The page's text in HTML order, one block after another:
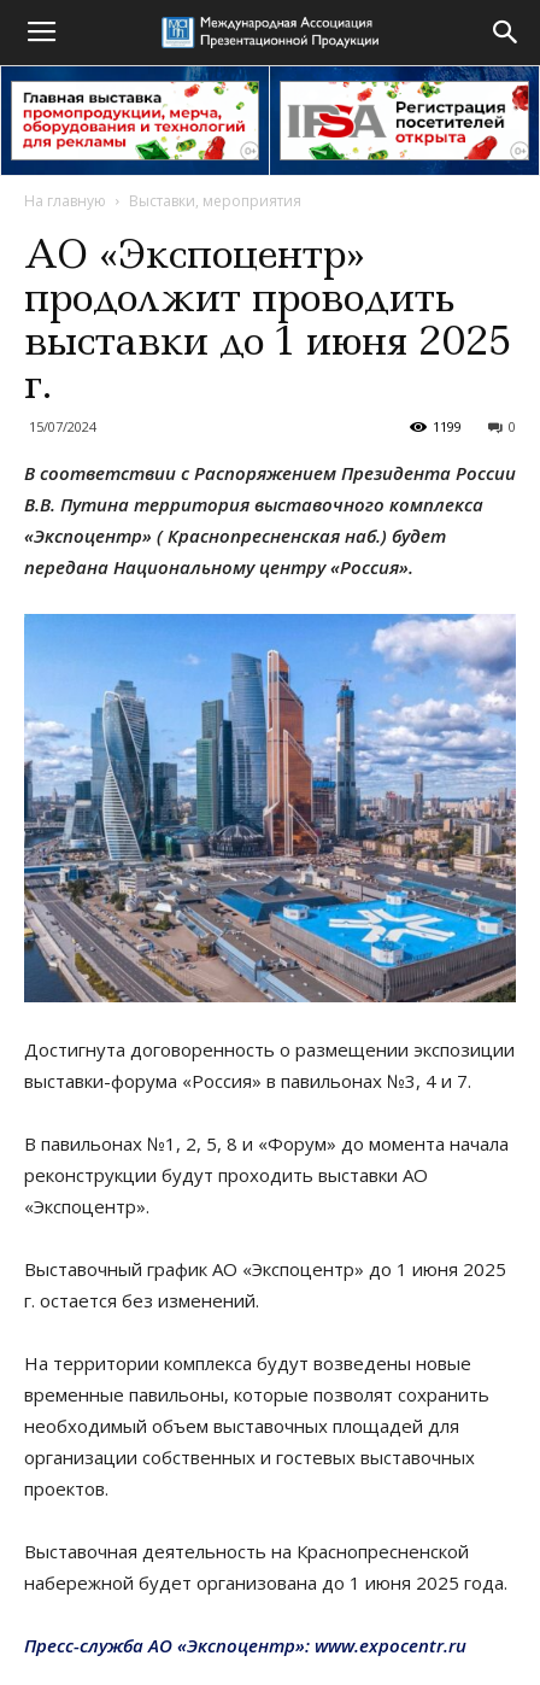
На главную Выставки, мероприятия
АО «Экспоцентр»
продолжит проводить
выставки до 1 июня 2025
г.
15/07/2024 0
1199
В соответствии с Распоряжением Президента России
В.В. Путина территория выставочного комплекса
«Экспоцентр» ( Краснопресненская наб.) будет
передана Национальному центру «Россия».
Достигнута договоренность о размещении экспозиции
выставки-форума «Россия» в павильонах №3, 4 и 7.
В павильонах №1, 2, 5, 8 и «Форум» до момента начала
реконструкции будут проходить выставки АО
«Экспоцентр».
Выставочный график АО «Экспоцентр» до 1 июня 2025
г. остается без изменений.
На территории комплекса будут возведены новые
временные павильоны, которые позволят сохранить
необходимый объем выставочных площадей для
организации собственных и гостевых выставочных
проектов.
Выставочная деятельность на Краснопресненской
набережной будет организована до 1 июня 2025 года.
Пресс-служба АО «Экспоцентр»: www.expocentr.ru